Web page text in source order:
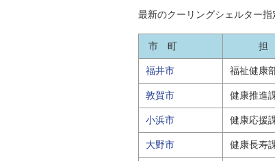
最新のクーリングシェルター
市 町
福井市 福祉健康
敦賀市 健康推進
小浜市 健康応援
大野市 健康長寿